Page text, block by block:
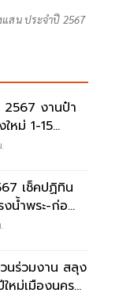
สน ประจำปี 2567
2567 งานป๋า
หม่ 1-15
เช็คปฏิทิน
น้ำพระ-ก่อ
นร่วมงาน สลุง
หม่เมืองนคร